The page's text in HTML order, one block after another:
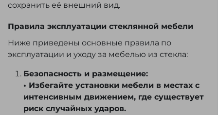
сохранить её внешний вид.
Правила эксплуатации стеклянной мебели
Ниже приведены основные правила по
эксплуатации и уходу за мебелью из стекла:
Безопасность и размещение:
• Избегайте установки мебели в местах с
интенсивным движением, где существует
риск случайных ударов.